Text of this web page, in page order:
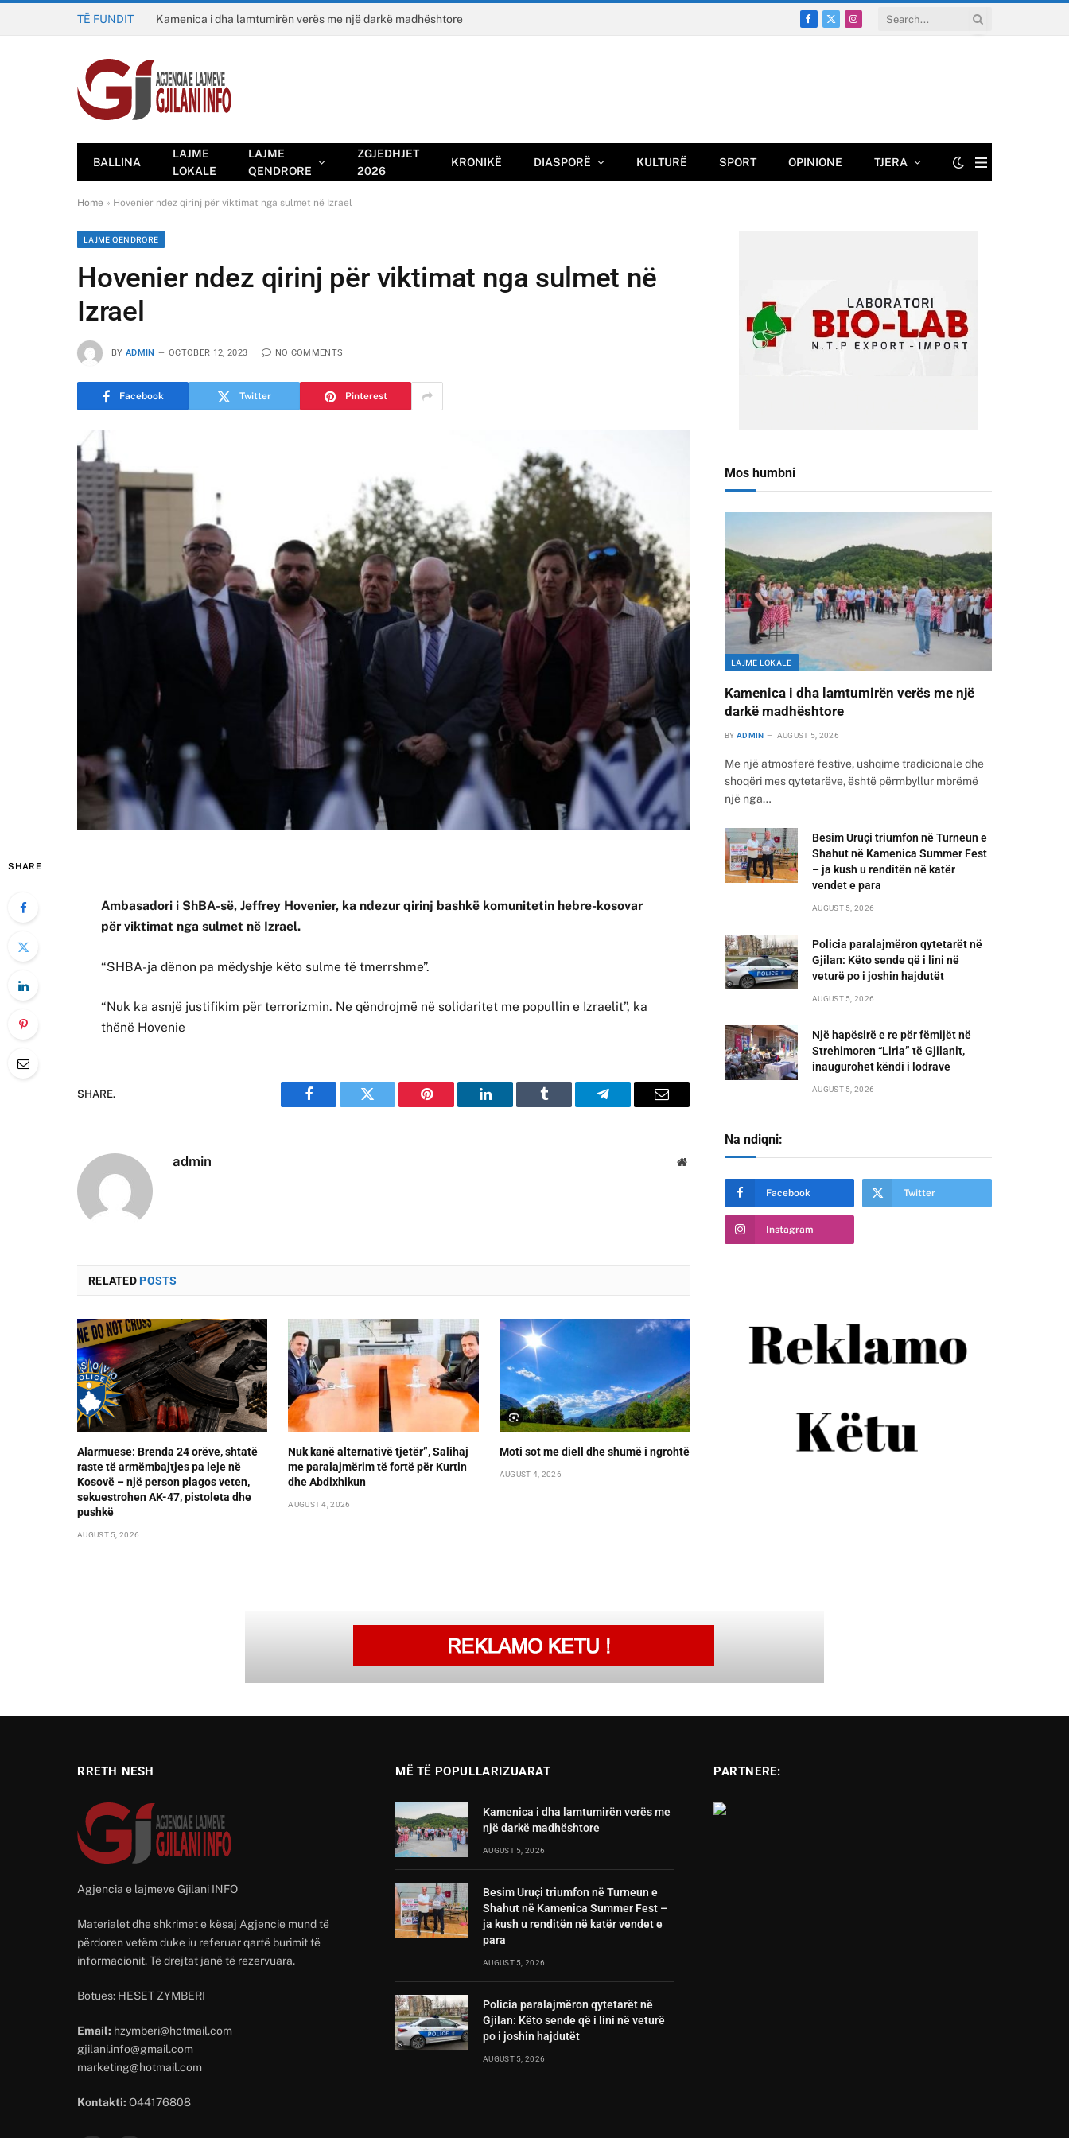
TË FUNDIT Kamenica i dha lamtumirën verës me një darkë madhështore
Facebook
X
Instagram
BALLINA
LAJME
LOKALE
LAJME
QENDRORE
ZGJEDHJET
2026
KRONIKË DIASPORË KULTURË SPORT OPINIONE TJERA
Home » Hovenier ndez qirinj për viktimat nga sulmet në Izrael
LAJME QENDRORE
Hovenier ndez qirinj për viktimat nga sulmet në
Izrael
BY ADMIN OCTOBER 12, 2023 NO COMMENTS
Facebook Twitter Pinterest
SHARE
Ambasadori i ShBA-së, Jeffrey Hovenier, ka ndezur qirinj bashkë komunitetin hebre-kosovar
për viktimat nga sulmet në Izrael.
“SHBA-ja dënon pa mëdyshje këto sulme të tmerrshme”.
“Nuk ka asnjë justifikim për terrorizmin. Ne qëndrojmë në solidaritet me popullin e Izraelit”, ka
thënë Hovenie
SHARE.
Facebook Twitter Pinterest LinkedIn Tumblr Telegram Email
admin Website
RELATEDPOSTS
Alarmuese: Brenda 24 orëve, shtatë
raste të armëmbajtjes pa leje në
Kosovë – një person plagos veten,
sekuestrohen AK-47, pistoleta dhe
pushkë
AUGUST 5, 2026
Nuk kanë alternativë tjetër”, Salihaj
me paralajmërim të fortë për Kurtin
dhe Abdixhikun
AUGUST 4, 2026
Moti sot me diell dhe shumë i ngrohtë
AUGUST 4, 2026
Mos humbni
LAJME LOKALE
Kamenica i dha lamtumirën verës me një
darkë madhështore
BY ADMIN AUGUST 5, 2026
Me një atmosferë festive, ushqime tradicionale dhe
shoqëri mes qytetarëve, është përmbyllur mbrëmë
një nga…
Besim Uruçi triumfon në Turneun e
Shahut në Kamenica Summer Fest
– ja kush u renditën në katër
vendet e para
AUGUST 5, 2026
Policia paralajmëron qytetarët në
Gjilan: Këto sende që i lini në
veturë po i joshin hajdutët
AUGUST 5, 2026
Një hapësirë e re për fëmijët në
Strehimoren “Liria” të Gjilanit,
inaugurohet këndi i lodrave
AUGUST 5, 2026
Na ndiqni:
Facebook Twitter
Instagram
RRETH NESH
Agjencia e lajmeve Gjilani INFO
Materialet dhe shkrimet e kësaj Agjencie mund të
përdoren vetëm duke iu referuar qartë burimit të
informacionit. Të drejtat janë të rezervuara.
Botues: HESET ZYMBERI
Email: hzymberi@hotmail.com
gjilani.info@gmail.com
marketing@hotmail.com
Kontakti: O44176808
MË TË POPULLARIZUARAT
Kamenica i dha lamtumirën verës me
një darkë madhështore
AUGUST 5, 2026
Besim Uruçi triumfon në Turneun e
Shahut në Kamenica Summer Fest –
ja kush u renditën në katër vendet e
para
AUGUST 5, 2026
Policia paralajmëron qytetarët në
Gjilan: Këto sende që i lini në veturë
po i joshin hajdutët
AUGUST 5, 2026
PARTNERE: